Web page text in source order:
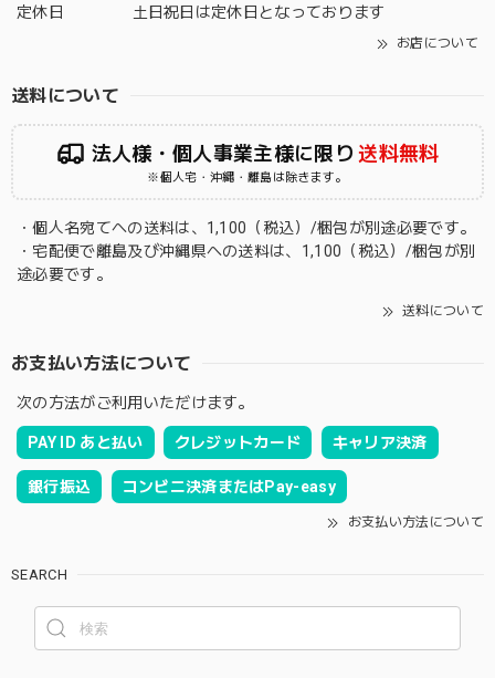
定休日
土日祝日は定休日となっております
お店について
送料について
法人様・個人事業主様に限り 送料無料
※個人宅・沖縄・離島は除きます。
・個人名宛てへの送料は、1,100（税込）/梱包が別途必要です。
・宅配便で離島及び沖縄県への送料は、1,100（税込）/梱包が別
途必要です。
送料について
お支払い方法について
次の方法がご利用いただけます。
PAY ID あと払い クレジットカード キャリア決済
銀行振込 コンビニ決済またはPay-easy
お支払い方法について
SEARCH